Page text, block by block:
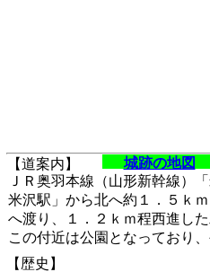
城跡の地図
【歴史】
【道案内】
ＪＲ奥羽本線（山形新幹線）
米沢駅」から北へ約１．５ｋ
へ渡り、１．２ｋｍ程西進し
この付近は公園となっており